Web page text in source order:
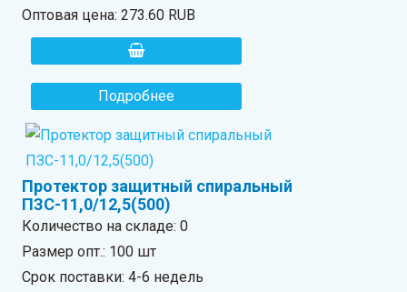
Оптовая цена:273.60 RUB
Подробнее
Протектор защитный спиральный
ПЗС-11,0/12,5(500)
Количество на складе:0
Размер опт.: 100 шт
Срок поставки: 4-6 недель